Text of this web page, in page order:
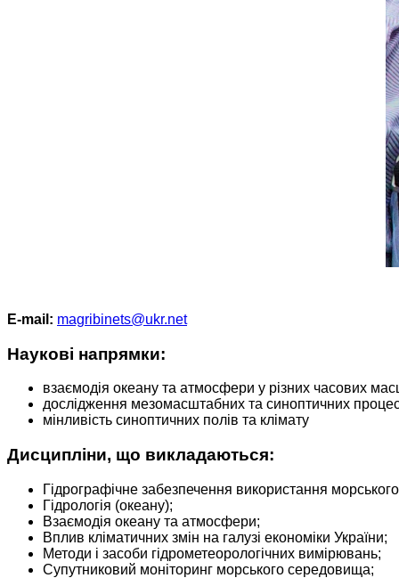
Е-mail: magribinets@ukr.net
Наукові напрямки:
взаємодія океану та атмосфери у різних часових
дослідження мезомасштабних та синоптичних
мінливість синоптичних полів та клімату
Дисципліни, що викладаються:
Гідрографічне забезпечення використання
Гідрологія (океану);
Взаємодія океану та атмосфери;
Вплив кліматичних змін на галузі економіки України;
Методи і засоби гідрометеорологічних вимірювань;
Супутниковий моніторинг морського середовища;